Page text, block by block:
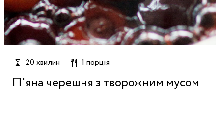
20 хвилин 1 порція
П'яна черешня з творожним мусом